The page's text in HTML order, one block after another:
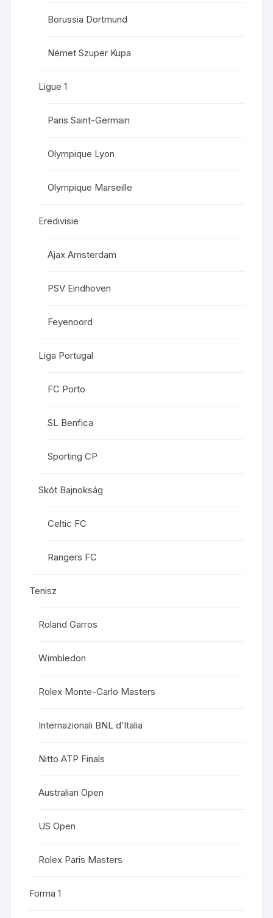
Borussia Dortmund
Német Szuper Kupa
Ligue 1
Paris Saint-Germain
Olympique Lyon
Olympique Marseille
Eredivisie
Ajax Amsterdam
PSV Eindhoven
Feyenoord
Liga Portugal
FC Porto
SL Benfica
Sporting CP
Skót Bajnokság
Celtic FC
Rangers FC
Tenisz
Roland Garros
Wimbledon
Rolex Monte-Carlo Masters
Internazionali BNL d’Italia
Nitto ATP Finals
Australian Open
US Open
Rolex Paris Masters
Forma 1